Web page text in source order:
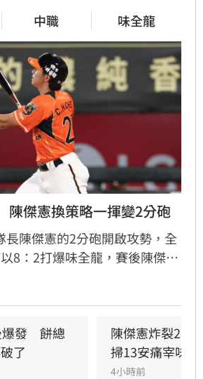
中職 味全龍
陳傑憲換策略一揮變2分砲
長陳傑憲的2分砲開啟攻勢，全
8：2打爆味全龍，賽後陳傑憲
己擊出太多雙殺，當時上場只
發　餅總
了
陳傑憲炸裂2分
掃13安痛宰味全
4小時前